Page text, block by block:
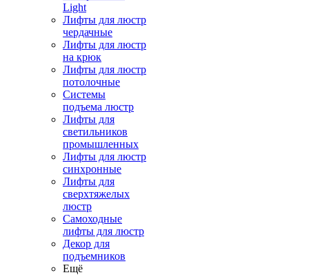
Light
Лифты для люстр
чердачные
Лифты для люстр
на крюк
Лифты для люстр
потолочные
Системы
подъема люстр
Лифты для
светильников
промышленных
Лифты для люстр
синхронные
Лифты для
сверхтяжелых
люстр
Самоходные
лифты для люстр
Декор для
подъемников
Ещё